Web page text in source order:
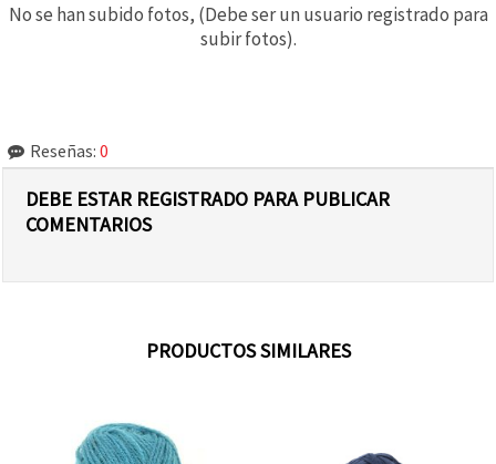
No se han subido fotos, (Debe ser un usuario registrado para
subir fotos).
Reseñas: 0
DEBE ESTAR REGISTRADO PARA PUBLICAR
COMENTARIOS
PRODUCTOS SIMILARES